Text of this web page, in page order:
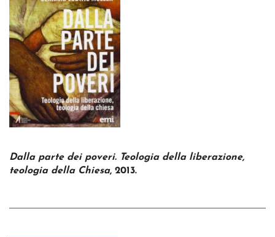
Dalla parte dei poveri. Teologia della liberazione,
teologia della Chiesa, 2013.